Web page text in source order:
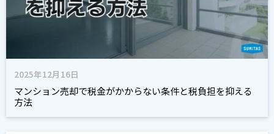
2025年12月16日
マンション売却で税金がかからない条件と税負担を抑える
方法